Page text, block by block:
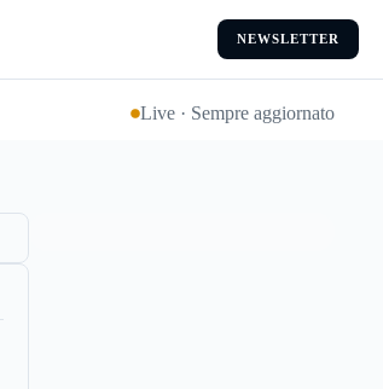
NEWSLETTER
Live · Sempre aggiornato